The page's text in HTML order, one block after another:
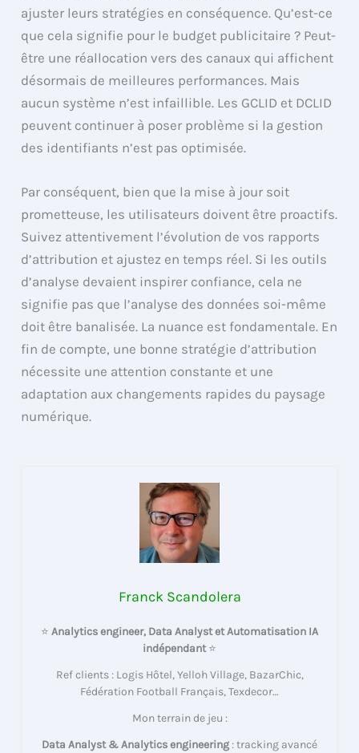
ajuster leurs stratégies en conséquence. Qu’est-ce
que cela signifie pour le budget publicitaire ? Peut-
être une réallocation vers des canaux qui affichent
désormais de meilleures performances. Mais
aucun système n’est infaillible. Les GCLID et DCLID
peuvent continuer à poser problème si la gestion
des identifiants n’est pas optimisée.
Par conséquent, bien que la mise à jour soit
prometteuse, les utilisateurs doivent être proactifs.
Suivez attentivement l’évolution de vos rapports
d’attribution et ajustez en temps réel. Si les outils
d’analyse devaient inspirer confiance, cela ne
signifie pas que l’analyse des données soi-même
doit être banalisée. La nuance est fondamentale. En
fin de compte, une bonne stratégie d’attribution
nécessite une attention constante et une
adaptation aux changements rapides du paysage
numérique.
Franck Scandolera
⭐ Analytics engineer, Data Analyst et Automatisation IA
indépendant⭐
Ref clients : Logis Hôtel, Yelloh Village, BazarChic,
Fédération Football Français, Texdecor…
Mon terrain de jeu :
Data Analyst & Analytics engineering : tracking avancé